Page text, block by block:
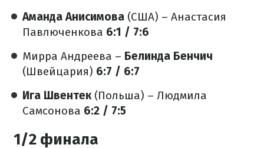
Аманда Анисимова (США) – Анастасия
Павлюченкова 6:1 / 7:6
Мирра Андреева – Белинда Бенчич
(Швейцария) 6:7 / 6:7
Ига Швентек(Польша) – Людмила
Самсонова 6:2 / 7:5
1/2 финала